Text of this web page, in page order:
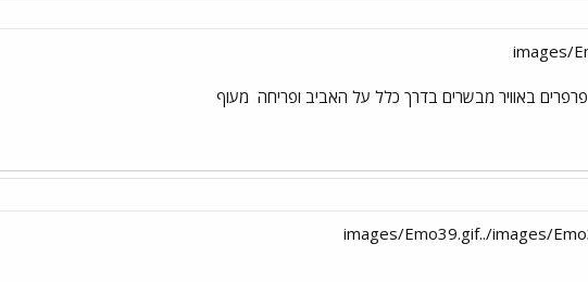
פרפרים באוויר מבשרים בדרך כלל על האביב ופריחה מעוף